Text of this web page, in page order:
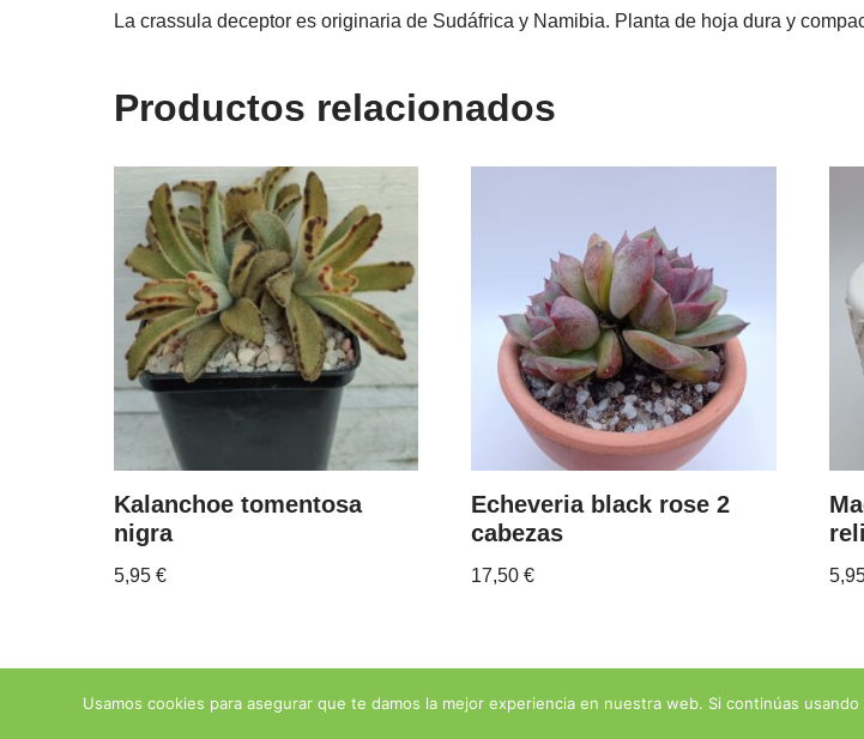
La crassula deceptor es originaria de Sudáfrica y Namibia. Planta de hoja dura y
Productos relacionados
Kalanchoe tomentosa
nigra
5,95 €
Echeveria black rose 2
cabezas
17,50€
Usamos cookies para asegurar que te damos la mejor experiencia en nuestra web. Si continúas